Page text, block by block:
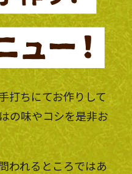
打ちにてお作りして
の味やコシを是非お
われるところではあ